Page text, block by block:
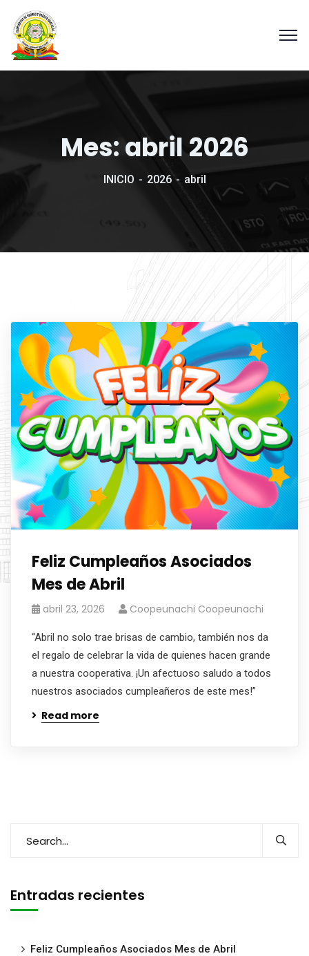
Mes:abril 2026
INICIO 2026 abril
Feliz Cumpleaños Asociados
Mes de Abril
abril 23, 2026 Coopeunachi Coopeunachi
“Abril no solo trae brisas de cambio, también nos da
el regalo de celebrar la vida de quienes hacen grande
a nuestra cooperativa. ¡Un afectuoso saludo a todos
nuestros asociados cumpleañeros de este mes!”
Read more
Entradas recientes
Feliz Cumpleaños Asociados Mes de Abril